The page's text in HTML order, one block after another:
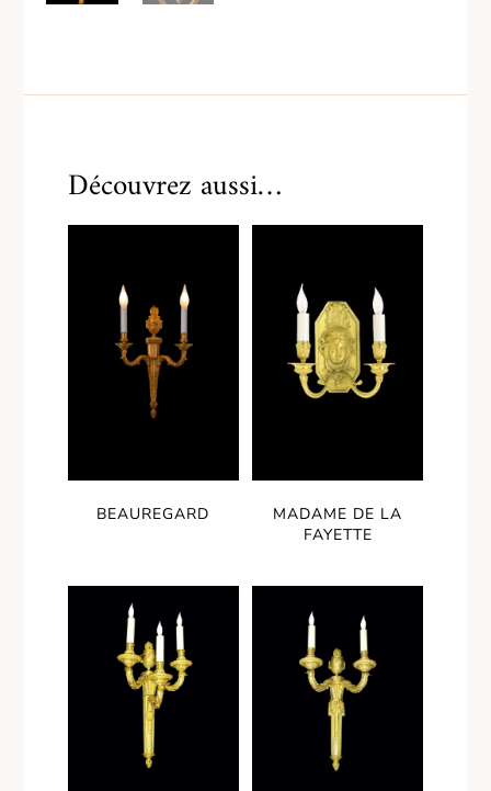
Découvrez aussi…
BEAUREGARD
MADAME DE LA
FAYETTE